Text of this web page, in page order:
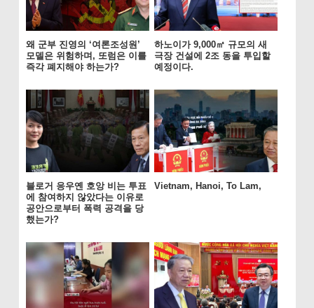
왜 군부 진영의 ‘여론조성원’
모델은 위험하며, 또럼은 이를
즉각 폐지해야 하는가?
하노이가 9,000㎡ 규모의 새
극장 건설에 2조 동을 투입할
예정이다.
블로거 응우옌 호앙 비는 투표
에 참여하지 않았다는 이유로
공안으로부터 폭력 공격을 당
했는가?
Vietnam, Hanoi, To Lam,